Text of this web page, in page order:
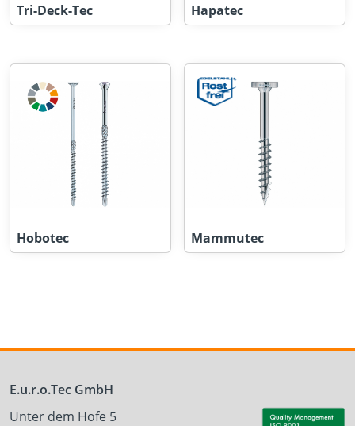
Tri-Deck-Tec Hapatec
Hobotec Mammutec
E.u.r.o.Tec GmbH
Unter dem Hofe 5